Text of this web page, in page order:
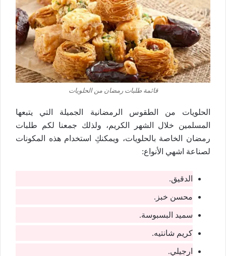
قائمة طلبات رمضان من الحلويات
الحلويات من الطقوس الرمضانية الجميلة التي يتبعها
المسلمين خلال الشهر الكريم، ولذلك جمعنا لكم طلبات
رمضان الخاصة بالحلويات، ويمكنكِ استخدام هذه المكونات
لصناعة اشهي الأنواع:
الدقيق.
محسن خبز.
سميد البسبوسة.
كريم شانتيه.
ارجيلي.